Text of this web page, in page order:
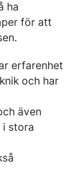
ha
för att
erfarenhet
och har
även
i stora